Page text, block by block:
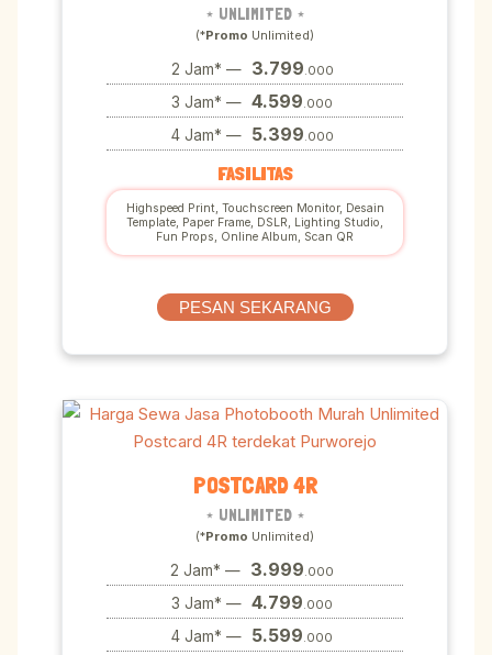
⋆ UNLIMITED ⋆
(*Promo Unlimited)
2 Jam* — 3.799.000
3 Jam* — 4.599.000
4 Jam* — 5.399.000
FASILITAS
Highspeed Print, Touchscreen Monitor, Desain
Template, Paper Frame, DSLR, Lighting Studio,
Fun Props, Online Album, Scan QR
PESAN SEKARANG
POSTCARD 4R
⋆ UNLIMITED ⋆
(*Promo Unlimited)
2 Jam* — 3.999.000
3 Jam* — 4.799.000
4 Jam* — 5.599.000